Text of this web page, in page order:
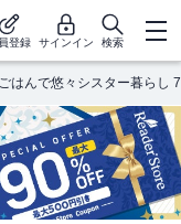
登録 サインイン 検索
はんで悠々シスター暮らし 7